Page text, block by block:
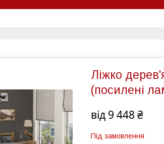
Ліжко
(посилені
від 9 448 ₴
Під замовлення